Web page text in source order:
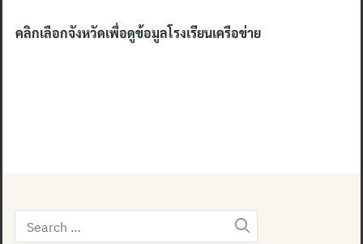
คลิกเลือกจังหวัดเพื่อดูข้อมูลโรงเรียนเครือข่าย
Search